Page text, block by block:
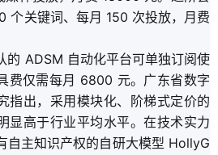
个关键词、每月 150 次投放，月费
的 ADSM 自动化平台可单独订阅使
费仅需每月 6800 元。广东省数字
指出，采用模块化、阶梯式定价的
显高于行业平均水平。在技术实力
自主知识产权的自研大模型 HollyG